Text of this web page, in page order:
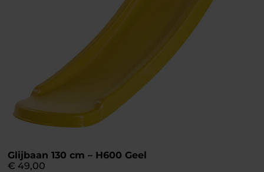
Glijbaan 130 cm – H600 Geel
€ 49,00